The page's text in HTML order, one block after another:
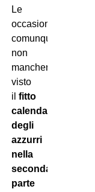
Le
occasioni
comunque
non
mancheranno,
visto
il fitto
calendario
degli
azzurri
nella
seconda
parte